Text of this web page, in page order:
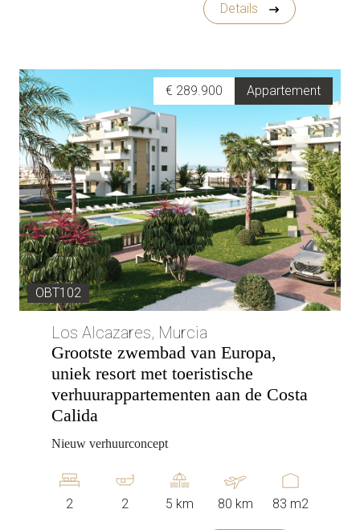
Details
Appartement
€ 289.900
OBT102
Los Alcazares, Murcia
Grootste zwembad van Europa,
uniek resort met toeristische
verhuurappartementen aan de Costa
Calida
Nieuw verhuurconcept
2 2 5 km 80 km 83 m2